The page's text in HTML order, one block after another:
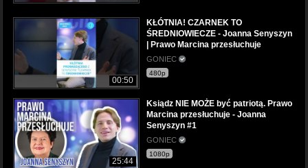
00:50
KŁÓTNIA! CZARNEK TO
ŚREDNIOWIECZE - Joanna Senyszyn
| Prawo Marcina przesłuchuje
GONIEC
480p
25:44
Ksiądz NIE MOŻE być patriotą. Prawo
Marcina przesłuchuje - Joanna
Senyszyn #1
GONIEC
1080p